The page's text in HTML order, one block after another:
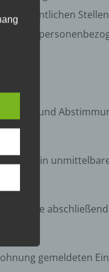
öffentlichen
und
Zweck in
gemeldeten